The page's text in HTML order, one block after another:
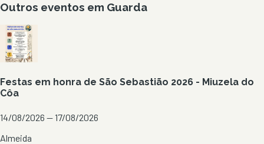
Outros eventos em Guarda
Festas em honra de São Sebastião 2026 - Miuzela do
Côa
14/08/2026 — 17/08/2026
Almeida